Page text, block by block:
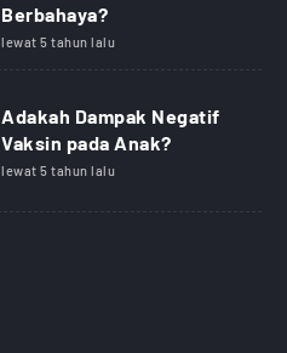
Berbahaya?
lewat 5 tahun lalu
Adakah Dampak Negatif
Vaksin pada Anak?
lewat 5 tahun lalu